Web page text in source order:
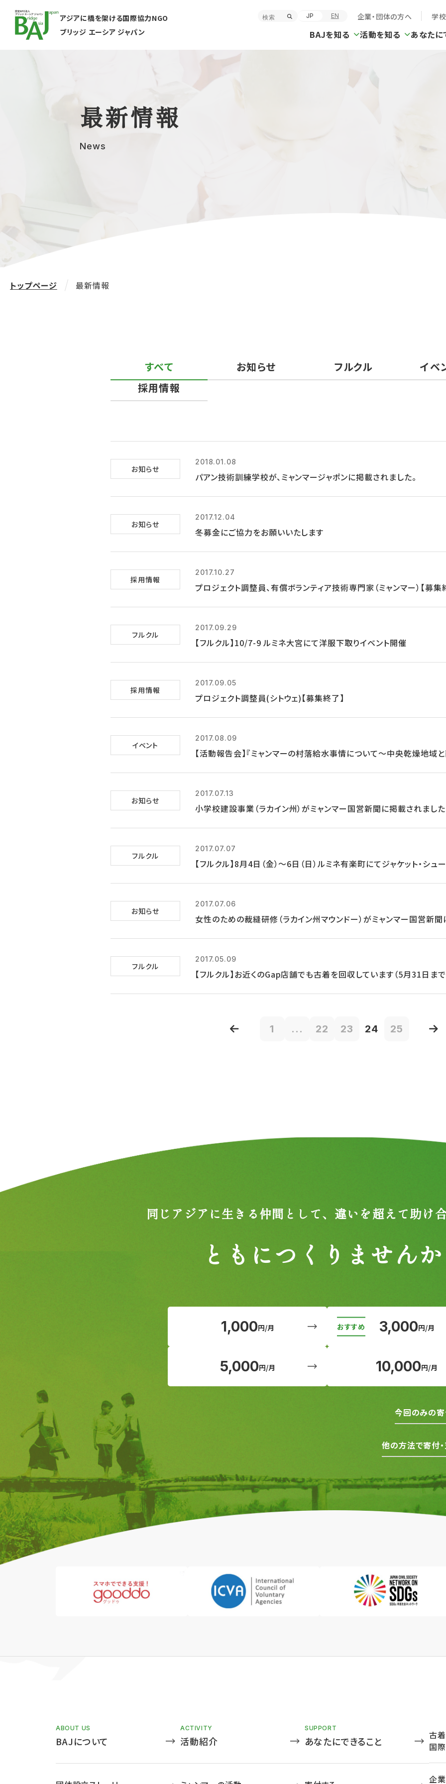
アジアに橋を架ける国際協力NGO
ブリッジ エーシア ジャパン
JP EN 企業・団体の方へ 学
BAJを知る 活動を知る あなたに
最新情報
News
トップページ 最新情報
すべて お知らせ フルクル
イベ
採用情報
お知らせ
2018.01.08
パアン技術訓練学校が、ミャンマージャポンに掲載されました。
お知らせ
2017.12.04
冬募金にご協力をお願いいたします
採用情報
2017.10.27
プロジェクト調整員、有償ボランティア技術専門家（ミャンマー）【募集
フルクル
2017.09.29
【フルクル】10/7-9 ルミネ大宮にて洋服下取りイベント開催
採用情報
2017.09.05
プロジェクト調整員(シトウェ)【募集終了】
イベント
2017.08.09
【活動報告会】『ミャンマーの村落給水事情について～中央乾燥地域
お知らせ
2017.07.13
小学校建設事業（ラカイン州）がミャンマー国営新聞に掲載されました
フルクル
2017.07.07
【フルクル】8月4日（金）～6日（日）ルミネ有楽町にてジャケット・シ
お知らせ
2017.07.06
女性のための裁縫研修（ラカイン州マウンドー）がミャンマー国営新
フルクル
2017.05.09
【フルクル】お近くのGap店舗でも古着を回収しています（5月31日まで
1 ... 22 23 24 25
同じアジアに生きる仲間として、 違いを超えて助け
ともにつくりません
1,000円/月 3,000円/月
5,000円/月 10,000円/月
今回のみの
他の方法で寄付
ABOUT US
BAJについて
ACTIVITY
活動紹介
SUPPORT
あなたにできること
古
国
企